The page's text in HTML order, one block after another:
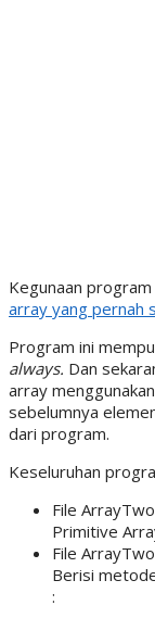
Kegunaan
array yang pernah
Program ini
always. Dan
array
sebelumnya
dari program.
Keseluruhan
File
Primitive
File
Berisi
: